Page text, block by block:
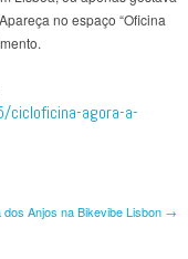
no espaço “Oficina
agora-a-
dos Anjos na Bikevibe Lisbon →